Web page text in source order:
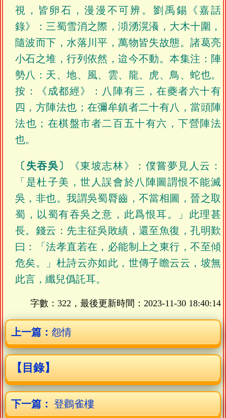
視，皆卵石，漫漫不可辨。劉禹錫《嘉話
錄》：三蜀雪消之際，澒湧滉瀁，大木十圍，
隨波而下，水落川平，萬物皆失故態。諸葛亮
小石之堆，行列依然，迨今不動。本集注：陣
勢八：天、地、風、雲、龍、虎、鳥、蛇也。
按：《成都經》：八陣有三，在夔者六十有
四，方陣法也；在彌牟鎮者二十有八，當頭陣
法也；在棋盤市者二百五十有六，下營陣法
也。
〔失吞吳〕
《東坡志林》：僕嘗夢見人云：
「是杜子美，世人誤會於八陣圖謂恨不能滅
吳，非也。我謂吳蜀脣齒，不當相圖，晉之取
蜀，以蜀有吞吳之意，此爲恨耳。」此理甚
長。錢云：先主征吳敗績，還至魚復，孔明歎
曰：「法孝直若在，必能制上之東行，不至傾
危矣。」杜詩云亦如此，世傳子瞻云云，坡無
此言，纖兒僞託耳。
字數：322，最後更新時間： 2023-11-30 18:40:14
上一篇： 怨情
【目錄】
下一篇： 登鸛雀樓